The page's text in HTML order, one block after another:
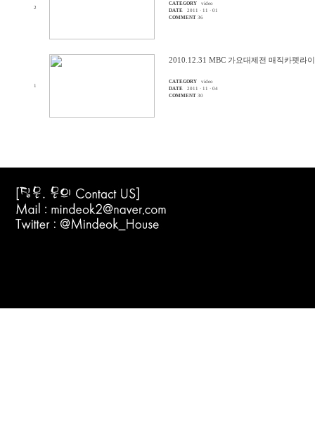
2
CATEGORY video
DATE
2011 · 11 · 01
COMMENT 36
1
2010.12.31 MBC 가요대제전 매직카펫라
CATEGORY video
DATE
2011 · 11 · 04
COMMENT 30